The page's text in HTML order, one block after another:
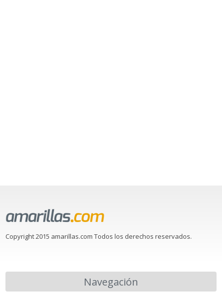
Copyright 2015 amarillas.com Todos los derechos reservados.
Navegación